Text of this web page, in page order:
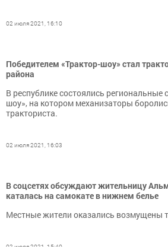
02 июля 2021, 16:10
Победителем «Трактор-шоу» стал
района
В республике состоялись региональные
шоу», на котором механизаторы
тракториста.
02 июля 2021, 16:03
В соцсетях обсуждают жительницу
каталась на самокате в нижнем белье
Местные жители оказались возмущены